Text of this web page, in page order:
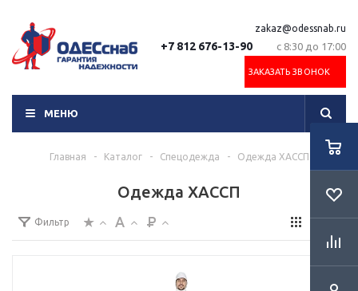
+7 812 676-13-90
zakaz@odessnab.ru
с 8:30 до 17:00
ЗАКАЗАТЬ ЗВОНОК
МЕНЮ
Главная - Каталог - Спецодежда - Одежда ХАССП
Одежда ХАССП
Фильтр